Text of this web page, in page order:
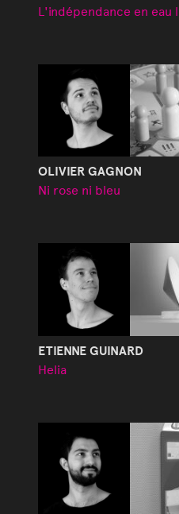
L'indépendance en eau
OLIVIER GAGNON
Ni rose ni bleu
ETIENNE GUINARD
Helia